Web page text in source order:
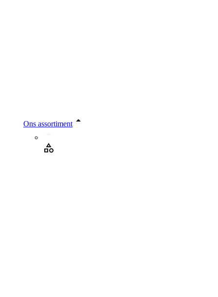
Ons assortiment